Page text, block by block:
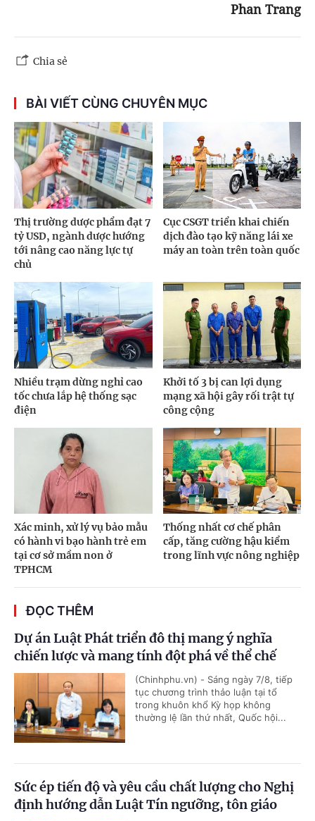
Phan Trang
Chia sẻ
BÀI VIẾT CÙNG CHUYÊN MỤC
Thị trường dược phẩm đạt 7
tỷ USD, ngành dược hướng
tới nâng cao năng lực tự
chủ
Cục CSGT triển khai chiến
dịch đào tạo kỹ năng lái xe
máy an toàn trên toàn quốc
Nhiều trạm dừng nghỉ cao
tốc chưa lắp hệ thống sạc
điện
Khởi tố 3 bị can lợi dụng
mạng xã hội gây rối trật tự
công cộng
Xác minh, xử lý vụ bảo mẫu
có hành vi bạo hành trẻ em
tại cơ sở mầm non ở
TPHCM
Thống nhất cơ chế phân
cấp, tăng cường hậu kiểm
trong lĩnh vực nông nghiệp
ĐỌC THÊM
Dự án Luật Phát triển đô thị mang ý nghĩa
chiến lược và mang tính đột phá về thể chế
(Chinhphu.vn) - Sáng ngày 7/8, tiếp
tục chương trình thảo luận tại tổ
trong khuôn khổ Kỳ họp không
thường lệ lần thứ nhất, Quốc hội...
Sức ép tiến độ và yêu cầu chất lượng cho Nghị
định hướng dẫn Luật Tín ngưỡng, tôn giáo